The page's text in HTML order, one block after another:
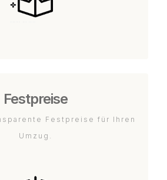
Festpreise
Festpreise für Ihren
Umzug.